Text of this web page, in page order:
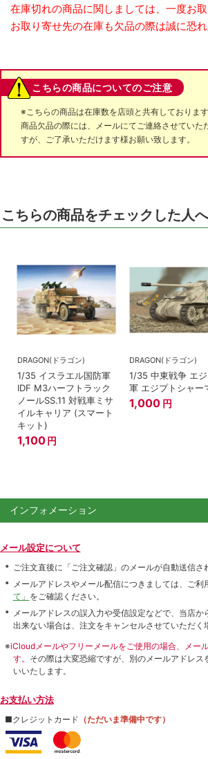
在庫切れの商品に関しましては、一度お
お取り寄せ先の在庫も欠品の際は誠に恐
こちらの商品についてのご注意
※こちらの商品は在庫数を店頭と共有しておりま
商品欠品の際には、メールにてご連絡させてい
すが、ご了承いただけます様お願い致します。
こちらの商品をチェックした人
DRAGON(ドラゴン)
1/35 イスラエル国防軍
IDF M3ハーフトラック
ノールSS.11 対戦車ミサ
イルキャリア (スマート
キット)
1,100 円
DRAGON(ドラゴン)
1/35 中東戦争 エジ
軍 エジプトシャー
1,000 円
インフォメーション
メール設定について
ご注文直後に「ご注文確認」のメールが自動送信さ
メールアドレスやメール配信につきましては、ご利
て」 をご確認ください。
メールアドレスの誤入力や受信設定などで、当店
出来ない場合は、注文をキャンセルさせていただく
※iCloudメールやフリーメールをご使用の場合、メー
す。 その際は大変恐縮ですが、別のメールアドレ
いいたします。
お支払い方法
■クレジットカード （ただいま準備中です）